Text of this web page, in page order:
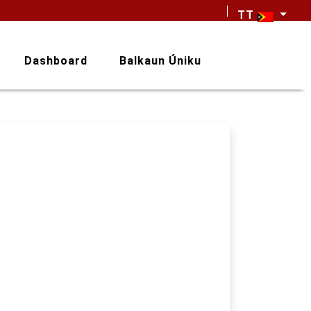
TT
Dashboard Balkaun Úniku